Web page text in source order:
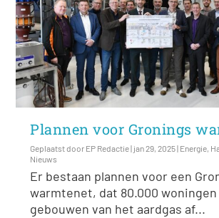
Plannen voor Gronings
Geplaatst door EP Redactie| jan 29, 2025| Energie,
Nieuws
Er bestaan plannen voor een
warmtenet, dat 80.000 woningen
gebouwen van het aardgas af...